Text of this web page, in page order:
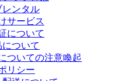
レンタル
サービス
について
ついて
ついての注意喚起
リシー